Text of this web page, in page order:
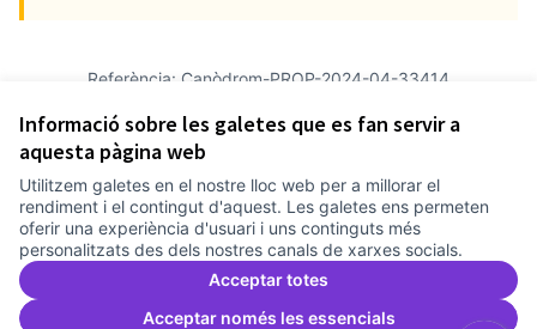
Informació sobre les galetes que es fan servir a
aquesta pàgina web
Utilitzem galetes en el nostre lloc web per a millorar el
rendiment i el contingut d'aquest. Les galetes ens permeten
oferir una experiència d'usuari i uns continguts més
personalitzats des dels nostres canals de xarxes socials.
Acceptar totes
Acceptar només les essencials
Referència: Canòdrom-PROP-2024-04-33414
Verifica l'empremta digital
Termes i condicions d'ús
Configuració de les galetes
Comunitat Canòdrom a Facebook
(Link externo)
Comunitat Canòdrom a Instagram
(Link externo)
Comunitat Canòdrom a YouTube
(Link externo)
Català
Triar la llengua Elegir el idiomaChoose language